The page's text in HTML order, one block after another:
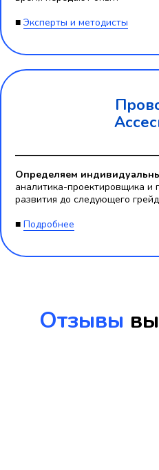
■ Эксперты и методисты
Определяем
аналитика-проектировщика и
развития до следующего
■ Подробнее
Отзывы